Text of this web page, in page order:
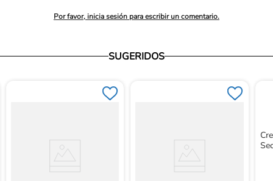
Por favor, inicia sesión para escribir un comentario.
SUGERIDOS